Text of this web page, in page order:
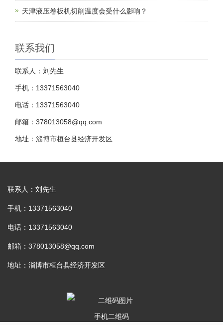
天津液压卷板机切削温度会受什么影响？
联系我们
联系人：刘先生
手机：13371563040
电话：13371563040
邮箱：378013058@qq.com
地址：淄博市桓台县经济开发区
联系人：刘先生
手机：13371563040
电话：13371563040
邮箱：378013058@qq.com
地址：淄博市桓台县经济开发区
手机二维码